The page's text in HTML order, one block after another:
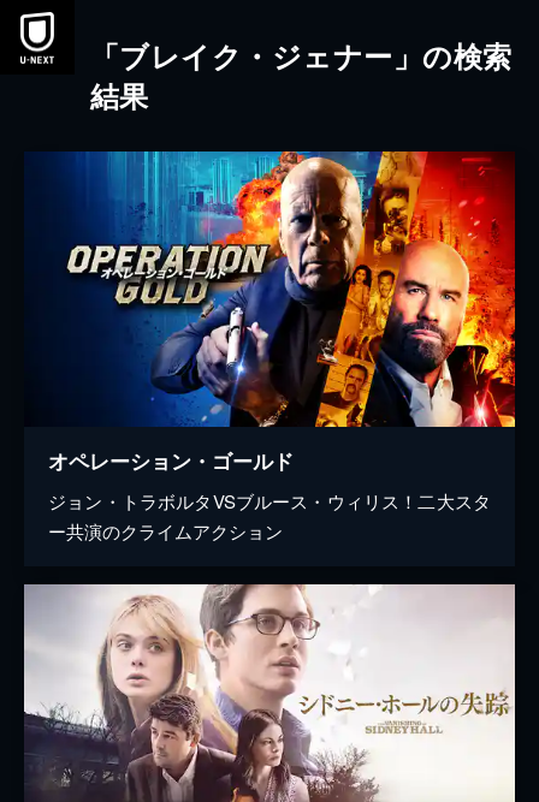
本文へスキップ
「ブレイク・ジェナー」の検索
結果
オペレーション・ゴールド
ジョン・トラボルタVSブルース・ウィリス！二大スタ
ー共演のクライムアクション